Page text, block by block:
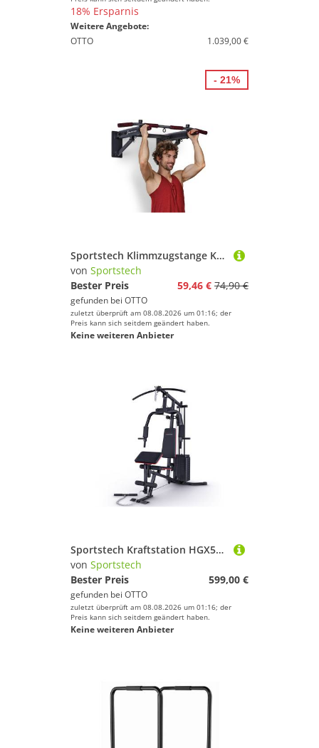
18% Ersparnis
Weitere Angebote:
OTTO
1.039,00 €
Sportstech Klimmzugstange KS350, Multifunktional, Schaumstoffgriff
von Sportstech
Bester Preis
59,46 € 74,90 €
gefunden bei OTTO
zuletzt überprüft am 08.08.2026 um 01:16; der
Preis kann sich seitdem geändert haben.
Keine weiteren Anbieter
- 21%
Sportstech Kraftstation HGX50, 14 Gewichtsblöcke (Kraftstation für zuhause, Home Gym, Ganzkörpertraining, Multigym, HGX50), 40+ Übungen am Seilzug wie Rudern, Bankdrücken, Ultra-kompakt
von Sportstech
Bester Preis
599,00 €
gefunden bei OTTO
zuletzt überprüft am 08.08.2026 um 01:16; der
Preis kann sich seitdem geändert haben.
Keine weiteren Anbieter